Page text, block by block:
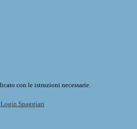
con le istruzioni necessarie.
Login Spaggiari